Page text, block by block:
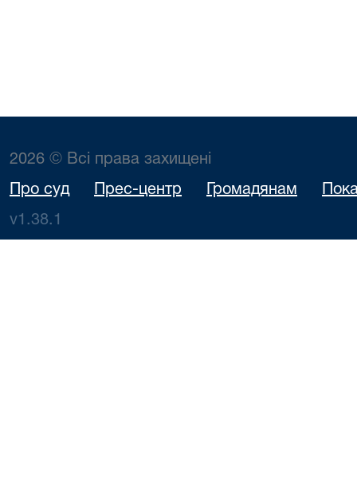
2026 © Всі права захищені
Про суд Прес-центр Громадянам
v1.38.1